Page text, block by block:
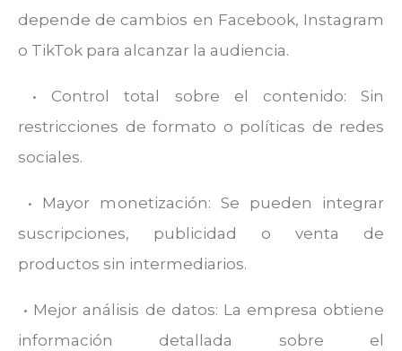
depende de cambios en Facebook, Instagram
o TikTok para alcanzar la audiencia.
• Control total sobre el contenido: Sin
restricciones de formato o políticas de redes
sociales.
• Mayor monetización: Se pueden integrar
suscripciones, publicidad o venta de
productos sin intermediarios.
• Mejor análisis de datos: La empresa obtiene
información detallada sobre el